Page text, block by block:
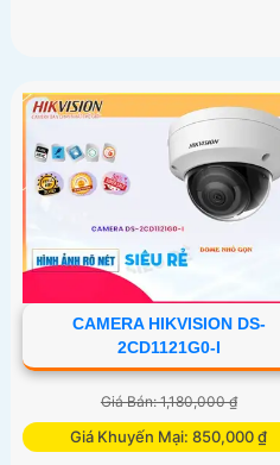
CAMERA HIKVISION DS-
2CD1121G0-I
Giá Bán: 1,180,000 ₫
Giá Khuyến Mại: 850,000 ₫